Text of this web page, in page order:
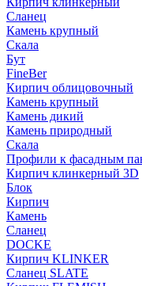
Сланец
Камень крупный
Скала
Бут
FineBer
Кирпич облицовочный
Камень крупный
Камень дикий
Камень природный
Скала
Профили к фасадным
Кирпич клинкерный 3D
Блок
Кирпич
Камень
Сланец
DOCKE
Кирпич KLINKER
Сланец SLATE